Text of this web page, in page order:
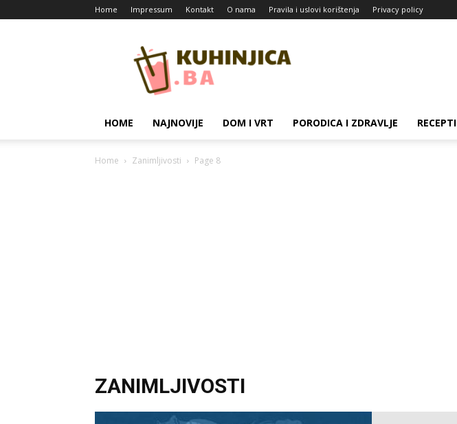
Home Impressum Kontakt O nama Pravila i uslovi korištenja Privacy policy
HOME NAJNOVIJE DOM I VRT PORODICA I ZDRAVLJE RECEPTI
Home Zanimljivosti Page 8
ZANIMLJIVOSTI